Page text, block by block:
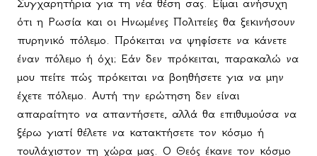
Συγχαρητήρια για τη νέα θέση σας. Είμαι ανήσυχη
ότι η Ρωσία και οι Ηνωμένες Πολιτείες θα ξεκινήσουν
πυρηνικό πόλεμο. Πρόκειται να ψηφίσετε να κάνετε
έναν πόλεμο ή όχι; Εάν δεν πρόκειται, παρακαλώ να
μου πείτε πώς πρόκειται να βοηθήσετε για να μην
έχετε πόλεμο. Αυτή την ερώτηση δεν είναι
απαραίτητο να απαντήσετε, αλλά θα επιθυμούσα να
ξέρω γιατί θέλετε να κατακτήσετε τον κόσμο ή
τουλάχιστον τη χώρα μας. Ο Θεός έκανε τον κόσμο